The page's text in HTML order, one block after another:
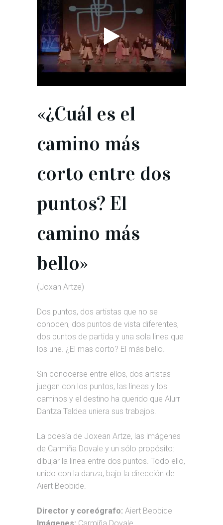
«¿Cuál es el
camino más
corto entre dos
puntos? El
camino más
bello»
(Joxan Artze)
Dos puntos, dos artistas que no se
conocen, dos puntos de vista diferentes,
dos puntos de partida y una sola linea que
los une. ¿El mas corto? El más bello.
Sin conocerse entre ellos, dos artistas
juegan con los puntos, las lineas y los
caminos y el destino ha querido que Alurr
Dantza Taldea uniera sus trabajos.
La poesía de Joxean Artze, las imágenes
de Carmiña Dovale y un sólo propósito:
dibujar la linea entre dos puntos. Todo ello,
unido con la danza, bajo la dirección de
Aiert Beobide.
Director y coreógrafo: Aiert Beobide